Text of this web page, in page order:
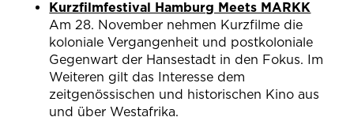
Kurzfilmfestival Hamburg Meets MARKK
Am 28. November nehmen Kurzfilme die
koloniale Vergangenheit und postkoloniale
Gegenwart der Hansestadt in den Fokus. Im
Weiteren gilt das Interesse dem
zeitgenössischen und historischen Kino aus
und über Westafrika.